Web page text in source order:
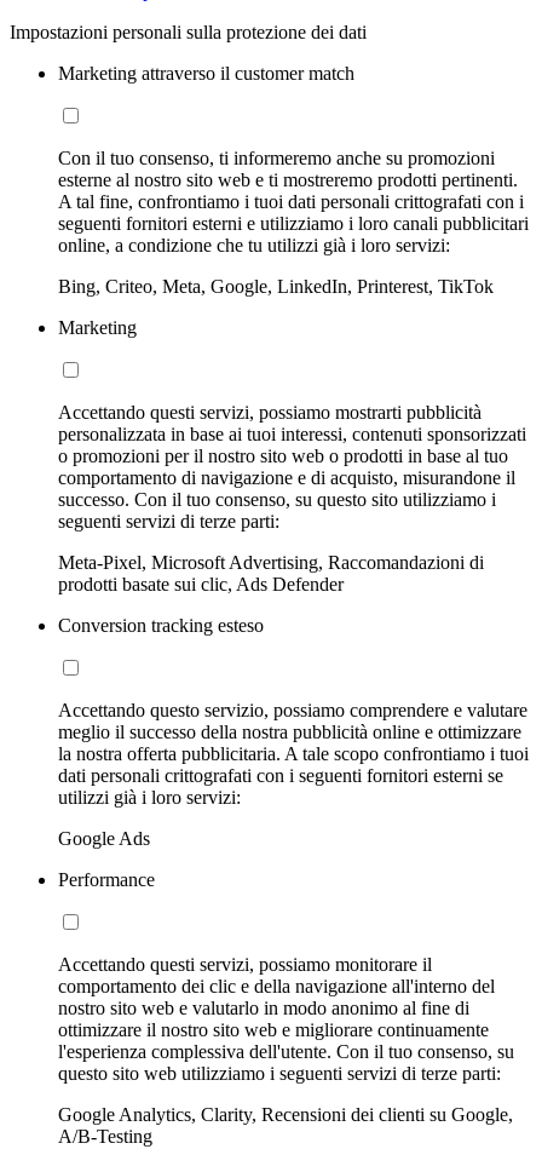
Impostazioni personali sulla protezione dei dati
Marketing attraverso il customer match
Con il tuo consenso, ti informeremo anche su promozioni
esterne al nostro sito web e ti mostreremo prodotti pertinenti.
A tal fine, confrontiamo i tuoi dati personali crittografati con i
seguenti fornitori esterni e utilizziamo i loro canali pubblicitari
online, a condizione che tu utilizzi già i loro servizi:
Bing, Criteo, Meta, Google, LinkedIn, Printerest, TikTok
Marketing
Accettando questi servizi, possiamo mostrarti pubblicità
personalizzata in base ai tuoi interessi, contenuti sponsorizzati
o promozioni per il nostro sito web o prodotti in base al tuo
comportamento di navigazione e di acquisto, misurandone il
successo. Con il tuo consenso, su questo sito utilizziamo i
seguenti servizi di terze parti:
Meta-Pixel, Microsoft Advertising, Raccomandazioni di
prodotti basate sui clic, Ads Defender
Conversion tracking esteso
Accettando questo servizio, possiamo comprendere e valutare
meglio il successo della nostra pubblicità online e ottimizzare
la nostra offerta pubblicitaria. A tale scopo confrontiamo i tuoi
dati personali crittografati con i seguenti fornitori esterni se
utilizzi già i loro servizi:
Google Ads
Performance
Accettando questi servizi, possiamo monitorare il
comportamento dei clic e della navigazione all'interno del
nostro sito web e valutarlo in modo anonimo al fine di
ottimizzare il nostro sito web e migliorare continuamente
l'esperienza complessiva dell'utente. Con il tuo consenso, su
questo sito web utilizziamo i seguenti servizi di terze parti:
Google Analytics, Clarity, Recensioni dei clienti su Google,
A/B-Testing